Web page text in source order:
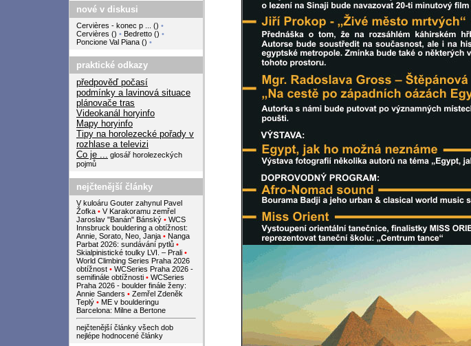
nové v diskusi
Cervières - konec p ... () •
Cervières () • Bedretto () •
Poncione Val Piana () •
praktické odkazy
předpověď počasí
podmínky a lavinová situace
plánovače tras
Videokanál horyinfo
Mapy horyinfo
Tipy na horolezecké pořady v
rozhlase a televizi
Co je ... glosář horolezeckých
pojmů
nejčtenější články
V kuloáru Gouter zahynul Pavel
Žofka • V Karakoramu zemřel
Jaroslav "Banán" Bánský • WCS
Innsbruck bouldering a obtížnost:
Annie, Sorato, Neo, Janja • Nanga
Parbat 2026: sundávání pytlů •
Skialpinistické toulky LVI. – Prali •
World Climbing Series Praha 2026
obtížnost • WCSeries Praha 2026 -
semifinále obtížnosti • WCSeries
Praha 2026 - boulder finále ženy:
Annie Sanders • Zemřel Zdeněk
Teplý • ME v boulderingu
Barcelona: Milne a Bertone
nejčtenější články všech dob
nejlépe hodnocené články